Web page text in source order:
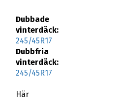
Dubbade
vinterdäck:
245/45R17
Dubbfria
vinterdäck:
245/45R17
Här